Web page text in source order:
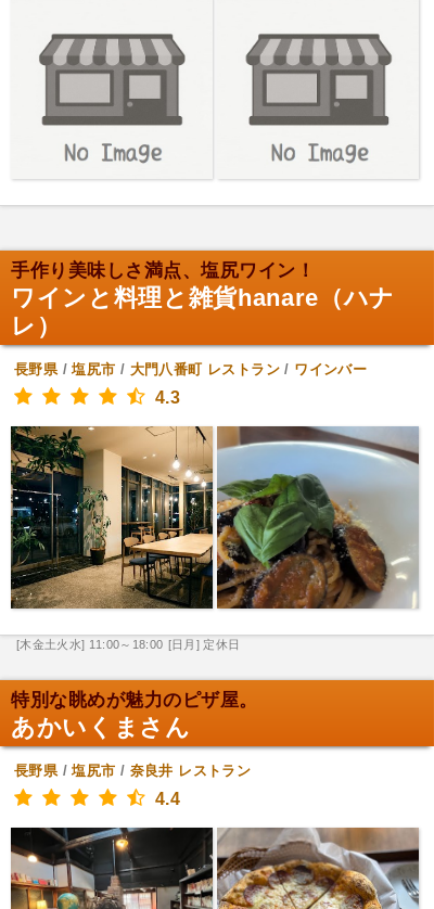
手作り美味しさ満点、塩尻ワイン！
ワインと料理と雑貨hanare（ハナ
レ）
長野県/塩尻市 / 大門八番町 レストラン/ ワインバー
4.3
[木金土火水] 11:00～18:00 [日月] 定休日
特別な眺めが魅力のピザ屋。
あかいくまさん
長野県/塩尻市 / 奈良井 レストラン
4.4